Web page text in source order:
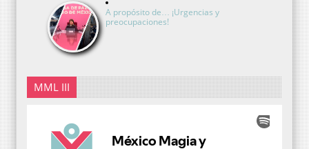
A propósito de… ¡Urgencias y
preocupaciones!
MML III